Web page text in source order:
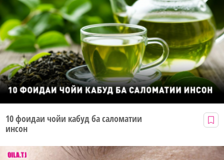
10 фоидаи чойи кабуд ба саломатии
инсон